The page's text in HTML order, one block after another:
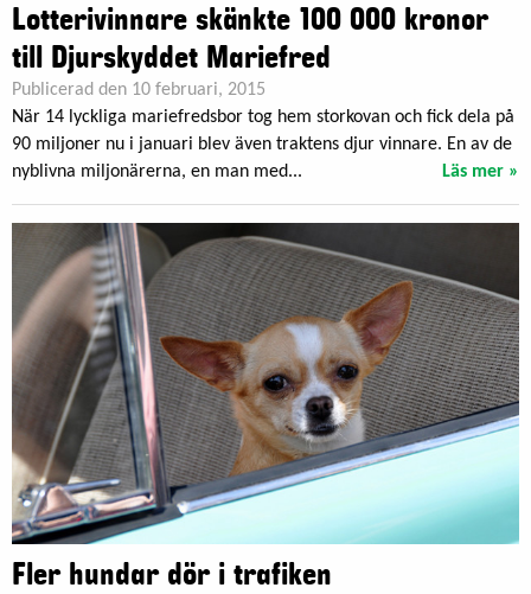
Lotterivinnare skänkte 100 000 kronor
till Djurskyddet Mariefred
Publicerad den 10 februari, 2015
När 14 lyckliga mariefredsbor tog hem storkovan och fick dela på
90 miljoner nu i januari blev även traktens djur vinnare. En av de
nyblivna miljonärerna, en man med...
Läs mer »
Fler hundar dör i trafiken